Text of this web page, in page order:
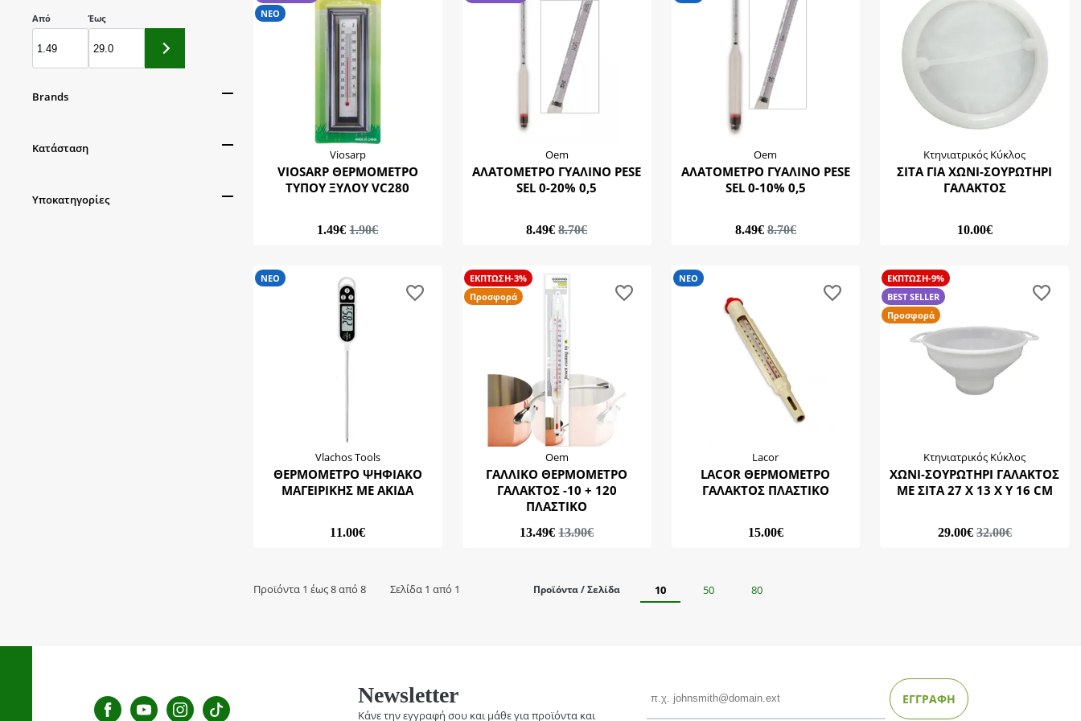
Από Έως
Brands
Oem
Vlachos Tools
Κατάσταση
ΝΕΟ
Υποκατηγορίες
ΝΕΟ
Viosarp
VIOSARP ΘΕΡΜΟΜΕΤΡΟ
ΤΥΠΟΥ ΞΥΛΟΥ VC280
1.49€1.90€
Oem
ΑΛΑΤΟΜΕΤΡΟ ΓΥΑΛΙΝΟ PESE
SEL 0-20% 0,5
8.49€8.70€
Oem
ΑΛΑΤΟΜΕΤΡΟ ΓΥΑΛΙΝΟ PESE
SEL 0-10% 0,5
8.49€ 8.70€
Κτηνιατρικός Κύκλος
ΣΙΤΑ ΓΙΑ ΧΩΝΙ-ΣΟΥΡΩΤΗΡΙ
ΓΑΛΑΚΤΟΣ
10.00€
ΝΕΟ
Vlachos Tools
ΘΕΡΜΟΜΕΤΡΟ ΨΗΦΙΑΚΟ
ΜΑΓΕΙΡΙΚΗΣ ΜΕ ΑΚΙΔΑ
11.00€
ΕΚΠΤΩΣΗ-3%
Προσφορά
Oem
ΓΑΛΛΙΚΟ ΘΕΡΜΟΜΕΤΡΟ
ΓΑΛΑΚΤΟΣ -10 + 120
ΠΛΑΣΤΙΚΟ
13.49€13.90€
ΝΕΟ
Lacor
LACOR ΘΕΡΜΟΜΕΤΡΟ
ΓΑΛΑΚΤΟΣ ΠΛΑΣΤΙΚΟ
15.00€
ΕΚΠΤΩΣΗ-9%
BEST SELLER
Προσφορά
Κτηνιατρικός Κύκλος
ΧΩΝΙ-ΣΟΥΡΩΤΗΡΙ ΓΑΛΑΚΤΟΣ
ΜΕ ΣΙΤΑ 27 Χ 13 X Y 16 CM
29.00€32.00€
Προϊόντα 1 έως 8 από 8 Σελίδα 1 από 1 Προϊόντα / Σελίδα 10 50 80
Newsletter
Κάνε την εγγραφή σου και μάθε για προϊόντα και
ΕΓΓΡΑΦΗ